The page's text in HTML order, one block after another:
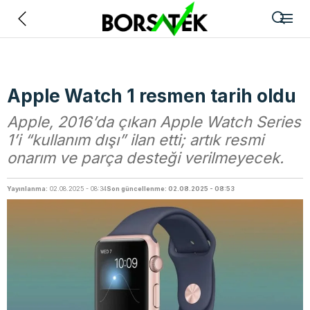
Apple Watch 1 resmen tarih oldu
Apple, 2016’da çıkan Apple Watch Series
1’i “kullanım dışı” ilan etti; artık resmi
onarım ve parça desteği verilmeyecek.
Yayınlanma: 02.08.2025 - 08:34Son güncellenme: 02.08.2025 - 08:53